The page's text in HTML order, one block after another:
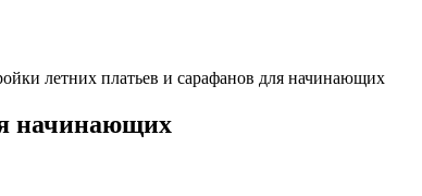
летних платьев и сарафанов для начинающих
начинающих